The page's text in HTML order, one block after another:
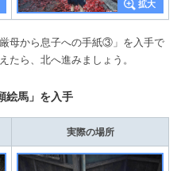
母から息子への手紙③」を入手で
たら、北へ進みましょう。
絵馬」を入手
実際の場所